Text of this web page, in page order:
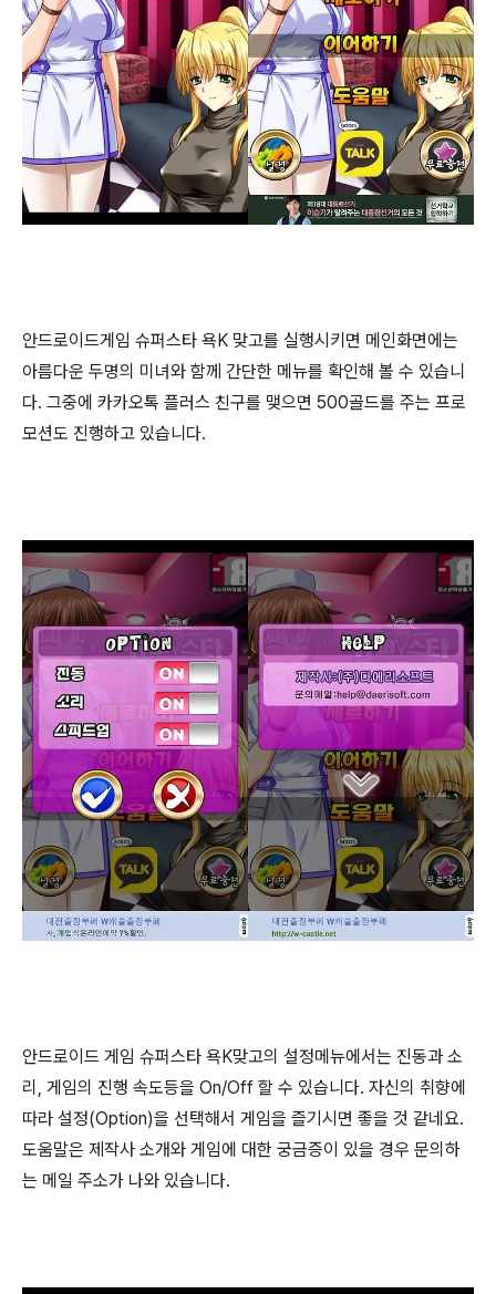
안드로이드게임 슈퍼스타 욕K 맞고를 실행시키면 메인화면에는
아름다운 두명의 미녀와 함께 간단한 메뉴를 확인해 볼 수 있습니
다. 그중에 카카오톡 플러스 친구를 맺으면 500골드를 주는 프로
모션도 진행하고 있습니다.
안드로이드 게임 슈퍼스타 욕K맞고의 설정메뉴에서는 진동과 소
리, 게임의 진행 속도등을 On/Off 할 수 있습니다. 자신의 취향에
따라 설정(Option)을 선택해서 게임을 즐기시면 좋을 것 같네요.
도움말은 제작사 소개와 게임에 대한 궁금증이 있을 경우 문의하
는 메일 주소가 나와 있습니다.